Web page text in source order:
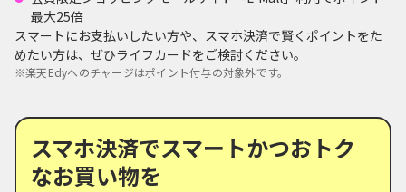
最大25倍
スマートにお支払いしたい方や、スマホ決済で賢くポイントをた
めたい方は、ぜひライフカードをご検討ください。
※楽天Edyへのチャージはポイント付与の対象外です。
スマホ決済でスマートかつおトク
なお買い物を